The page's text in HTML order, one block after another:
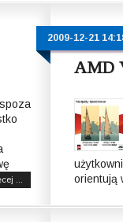
...
2009-12-21
AMD
orientują